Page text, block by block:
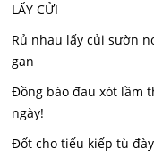
LẤY CỬI
Rủ nhau lấy củi sườn
gan
Đồng bào đau xót lầm
ngày!
Đốt cho tiếu kiếp tù